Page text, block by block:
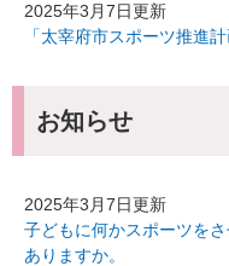
2025年3月7日更新
「太宰府市スポーツ推進
お知らせ
2025年3月7日更新
子どもに何かスポーツを
ありますか。